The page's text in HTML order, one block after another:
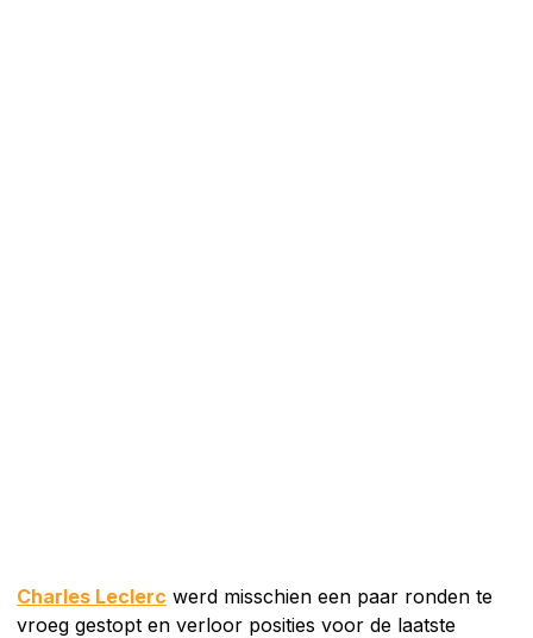
Charles Leclerc werd misschien een paar ronden te
vroeg gestopt en verloor posities voor de laatste